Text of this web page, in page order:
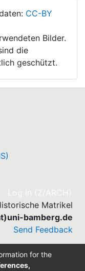
CC-BY
Bilder.
die
geschützt.
Log In (Z/ARCH)
Matrikel
bamberg.de
Send Feedback
for the